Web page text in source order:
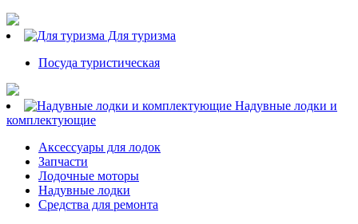
Для туризма
Посуда туристическая
Надувные лодки и
комплектующие
Аксессуары для лодок
Запчасти
Лодочные моторы
Надувные лодки
Средства для ремонта